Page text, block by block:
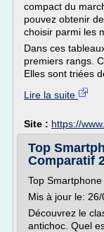
compact du
pouvez obtenir
choisir parmi les
Dans ces
premiers rangs.
Elles sont triées
Lire la suite
Site : https://
Top
Comparatif
Top
Mis à jour le: 26/
Découvrez le
antichoc. Quel